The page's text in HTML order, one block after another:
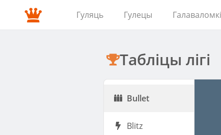
Гуляць Гулецы Галаваломкі
Табліцы лігі
Bullet
Blitz